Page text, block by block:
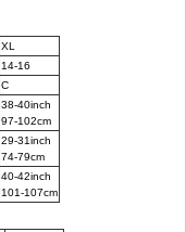
XL
14-16
C
38-40inch
97-102cm
29-31inch
74-79cm
40-42inch
101-107cm